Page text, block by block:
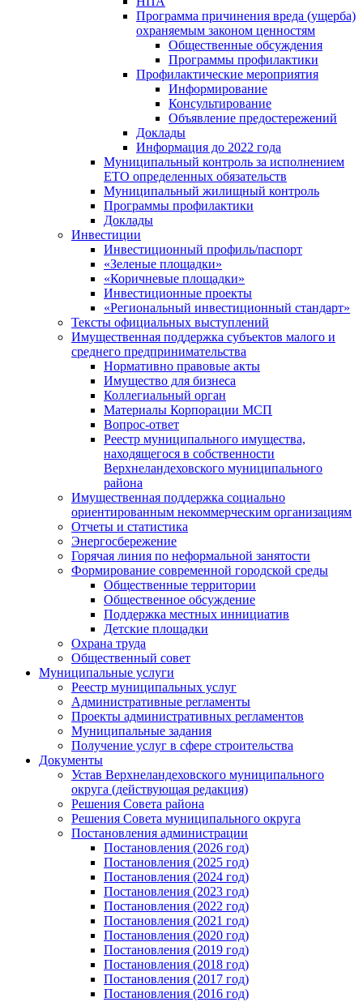
Программа причинения вреда (ущерба)
охраняемым законом ценностям
Общественные обсуждения
Программы профилактики
Профилактические мероприятия
Информирование
Консультирование
Объявление предостережений
Доклады
Информация до 2022 года
Муниципальный контроль за исполнением
ЕТО определенных обязательств
Муниципальный жилищный контроль
Программы профилактики
Доклады
Инвестиции
Инвестиционный профиль/паспорт
«Зеленые площадки»
«Коричневые площадки»
Инвестиционные проекты
«Региональный инвестиционный стандарт»
Тексты официальных выступлений
Имущественная поддержка субъектов малого и
среднего предпринимательства
Нормативно правовые акты
Имущество для бизнеса
Коллегиальный орган
Материалы Корпорации МСП
Вопрос-ответ
Реестр муниципального имущества,
находящегося в собственности
Верхнеландеховского муниципального
района
Имущественная поддержка социально
ориентированным некоммерческим организациям
Отчеты и статистика
Энергосбережение
Горячая линия по неформальной занятости
Формирование современной городской среды
Общественные территории
Общественное обсуждение
Поддержка местных иннициатив
Детские площадки
Охрана труда
Общественный совет
Муниципальные услуги
Реестр муниципальных услуг
Административные регламенты
Проекты административных регламентов
Муниципальные задания
Получение услуг в сфере строительства
Документы
Устав Верхнеландеховского муниципального
округа (действующая редакция)
Решения Совета района
Решения Совета муниципального округа
Постановления администрации
Постановления (2026 год)
Постановления (2025 год)
Постановления (2024 год)
Постановления (2023 год)
Постановления (2022 год)
Постановления (2021 год)
Постановления (2020 год)
Постановления (2019 год)
Постановления (2018 год)
Постановления (2017 год)
Постановления (2016 год)